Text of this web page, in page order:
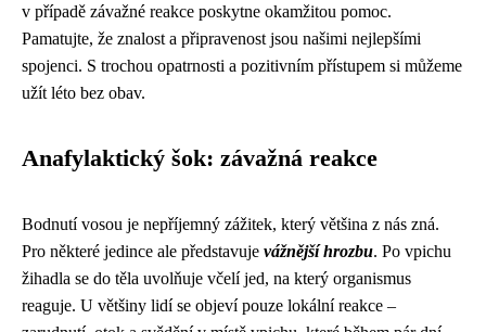
v případě závažné reakce poskytne okamžitou pomoc.
Pamatujte, že znalost a připravenost jsou našimi nejlepšími
spojenci. S trochou opatrnosti a pozitivním přístupem si můžeme
užít léto bez obav.
Anafylaktický šok: závažná reakce
Bodnutí vosou je nepříjemný zážitek, který většina z nás zná.
Pro některé jedince ale představuje vážnější hrozbu. Po vpichu
žihadla se do těla uvolňuje včelí jed, na který organismus
reaguje. U většiny lidí se objeví pouze lokální reakce –